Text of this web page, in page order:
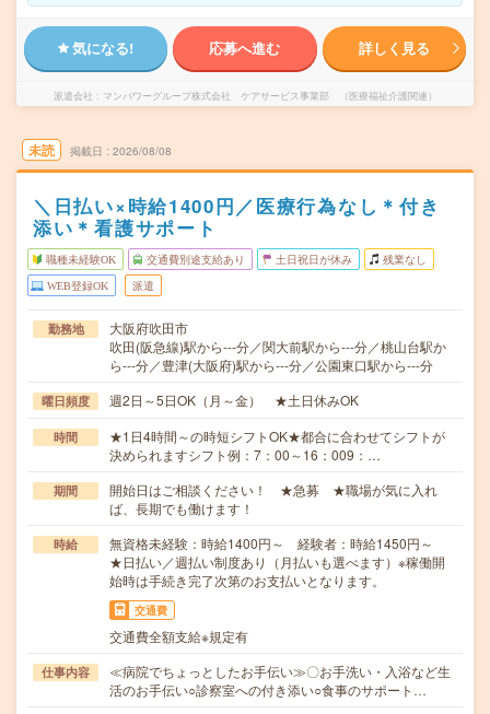
気になる! 応募へ進む 詳しく見る
派遣会社 マンパワーグループ株式会社 ケアサービス事業部 （医療福祉介護関連）
未読 掲載日 2026/08/08
＼日払い×時給1400円／医療行為なし＊付き
添い＊看護サポート
職種未経験OK 交通費別途支給あり 土日祝日が休み 残業なし
WEB登録OK 派遣
勤務地
大阪府吹田市
吹田(阪急線)駅から---分／関大前駅から---分／桃山台駅か
ら---分／豊津(大阪府)駅から---分／公園東口駅から---分
曜日頻度 週2日～5日OK（月～金） ★土日休みOK
時間
★1日4時間～の時短シフトOK★都合に合わせてシフトが
決められますシフト例：7：00～16：009：…
期間
開始日はご相談ください！ ★急募 ★職場が気に入れ
ば、長期でも働けます！
時給
無資格未経験：時給1400円～ 経験者：時給1450円～
★日払い／週払い制度あり（月払いも選べます）※稼働開
始時は手続き完了次第のお支払いとなります。
交通費
交通費全額支給※規定有
仕事内容
≪病院でちょっとしたお手伝い≫〇お手洗い・入浴など生
活のお手伝い○診察室への付き添い○食事のサポート…